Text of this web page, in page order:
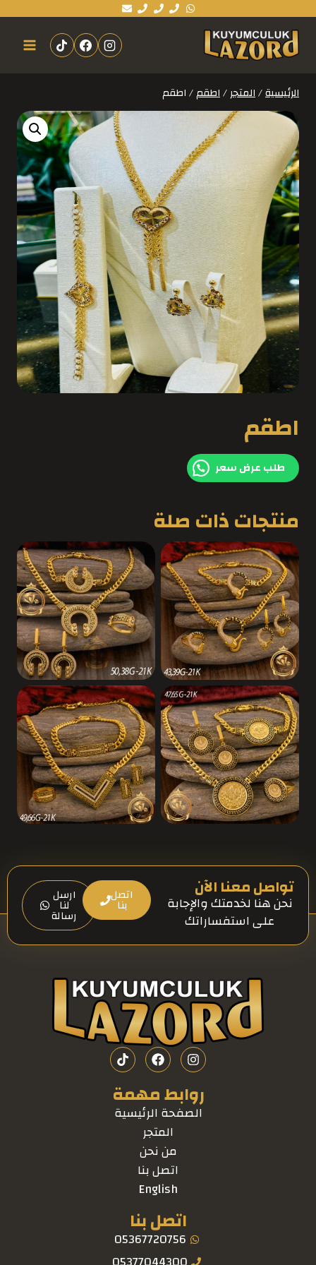
الرئيسية/المتجر/اطقم/اطقم
اطقم
طلب عرض سعر
منتجات ذات صلة
تواصل معنا الآن
نحن هنا لخدمتك والإجابة
على استفساراتك
اتصل
بنا
ارسل
لنا
رسالة
روابط مهمة
الصفحة الرئيسية
المتجر
من نحن
اتصل بنا
English
اتصل بنا
05367720756